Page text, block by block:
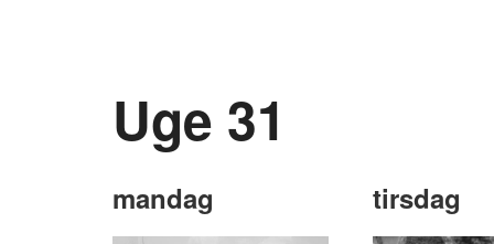
Uge 31
mandag tirsdag